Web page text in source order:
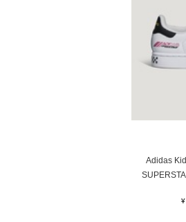
Adidas
¥